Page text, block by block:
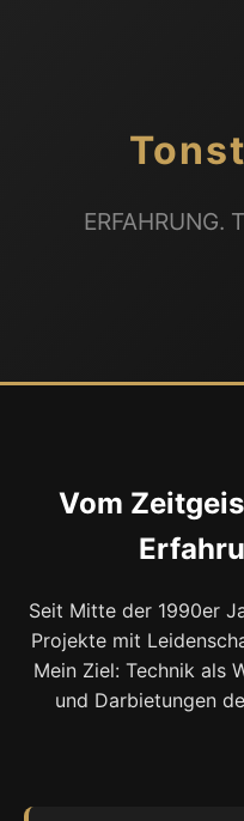
ERFAHRUNG.
Vom
Seit Mitte der 1990er
Projekte mit
Mein Ziel: Technik als
und Darbietungen